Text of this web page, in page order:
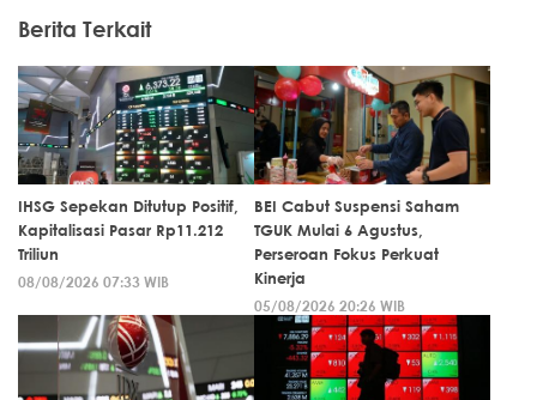
Berita Terkait
IHSG Sepekan Ditutup Positif,
Kapitalisasi Pasar Rp11.212
Triliun
08/08/2026 07:33 WIB
BEI Cabut Suspensi Saham
TGUK Mulai 6 Agustus,
Perseroan Fokus Perkuat
Kinerja
05/08/2026 20:26 WIB